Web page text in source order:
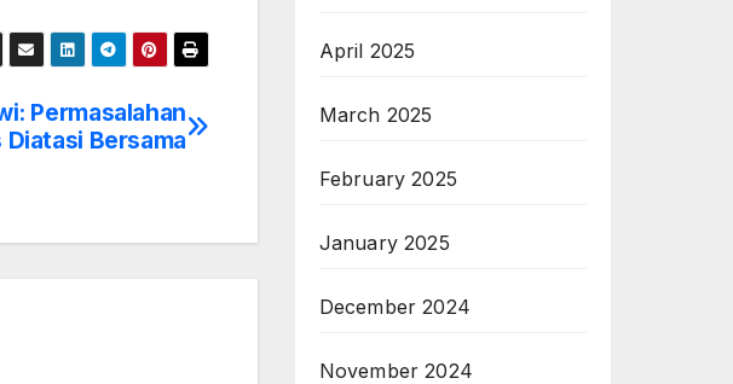
Permasalahan
Bersama
April 2025
March 2025
February 2025
January 2025
December 2024
November 2024